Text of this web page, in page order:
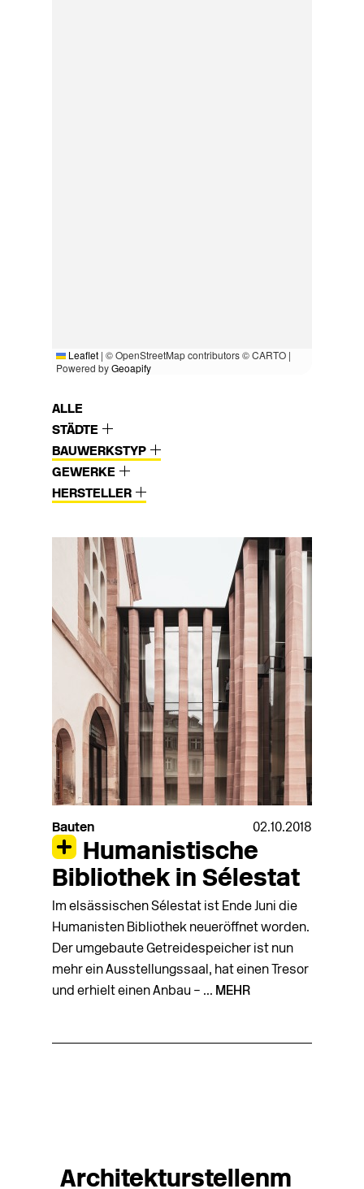
Leaflet | © OpenStreetMap contributors © CARTO |
Powered byGeoapify
ALLE
STÄDTE
BAUWERKSTYP
GEWERKE
HERSTELLER
Bauten 02.10.2018
Humanistische
Bibliothek in Sélestat
Im elsässischen Sélestat ist Ende Juni die
Humanisten Bibliothek neueröffnet worden.
Der umgebaute Getreidespeicher ist nun
mehr ein Ausstellungssaal, hat einen Tresor
und erhielt einen Anbau – ... MEHR
Architekturstellenm